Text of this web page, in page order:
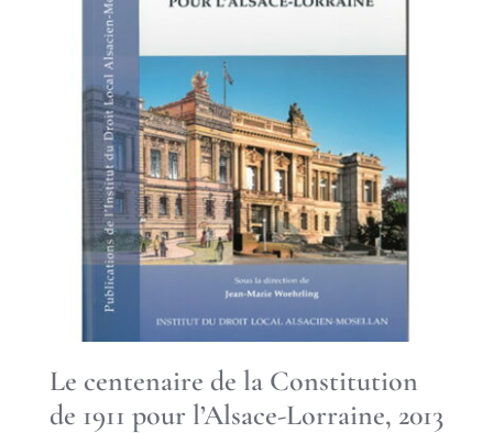
Le centenaire de la Constitution
de 1911 pour l’Alsace-Lorraine, 2013